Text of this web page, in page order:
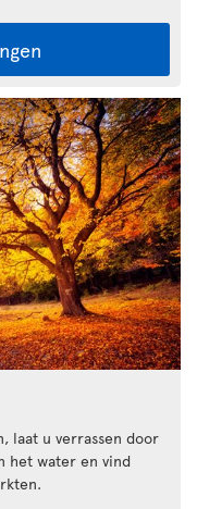
laat u verrassen door
het water en vind